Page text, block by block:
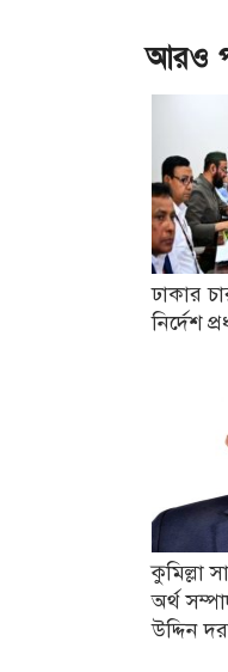
আরও
ঢাকার
নির্দেশ
কুমিল্লা
অর্থ
উদ্দিন